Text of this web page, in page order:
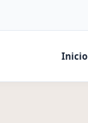
Inicio